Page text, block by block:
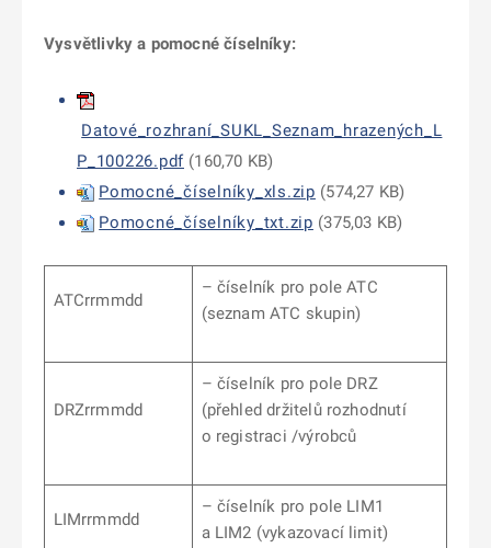
Vysvětlivky a pomocné číselníky:
Datové_rozhraní_SUKL_Seznam_hrazených_L
P_100226.pdf (160,70 KB)
Pomocné_číselníky_xls.zip (574,27 KB)
Pomocné_číselníky_txt.zip (375,03 KB)
ATCrrmmdd
– číselník pro pole ATC
(seznam ATC skupin)
DRZrrmmdd
– číselník pro pole DRZ
(přehled držitelů rozhodnutí
o registraci /výrobců
LIMrrmmdd
– číselník pro pole LIM1
a LIM2 (vykazovací limit)